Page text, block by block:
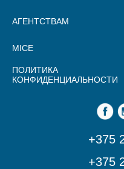
АГЕНТСТВАМ
MICE
ПОЛИТИКА
КОНФИДЕНЦИАЛЬНОСТИ
+375
+375